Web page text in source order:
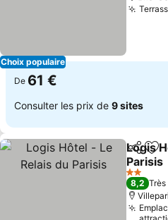
Choix populaire
De 61 €
Consulter les prix de 9 sites
Partager
Logis
Parisis
2 Étoiles
8,2 Très